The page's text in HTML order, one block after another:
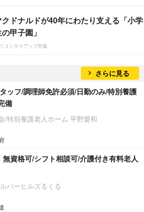
クドナルドが40年にわたり支える「小学
甲子園」
コンタイアップ特集
さらに見る
ッフ/調理師免許必須/日勤のみ/特別養護
備
/特別養護老人ホーム 平野愛和
無資格可/シフト相談可/介護付き有料老人
バーヒルズるくる